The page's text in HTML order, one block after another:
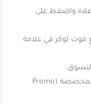
واضغط على
فوت لوكر في علامة
4. عند الدفع، الصق الكود في الخانة المخصصة (Promo